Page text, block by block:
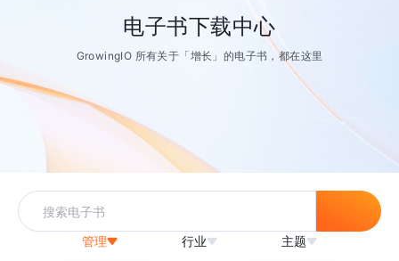
电子书下载中心
GrowingIO 所有关于「增长」的电子书，都在这里
管理 行业 主题